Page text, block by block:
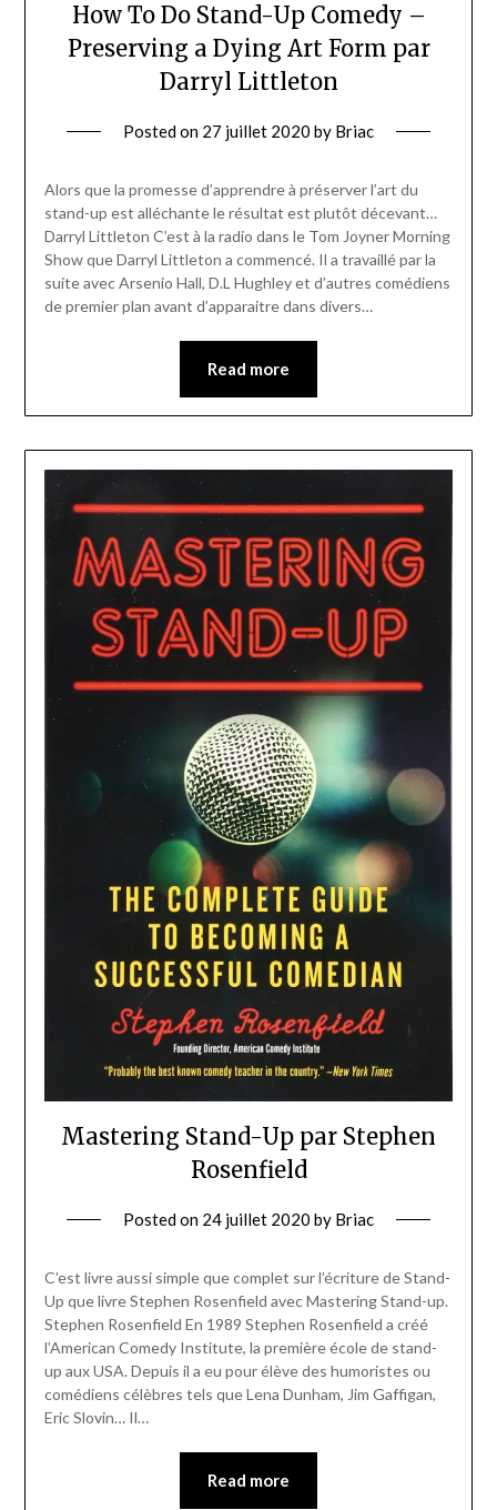
How To Do Stand-Up Comedy –
Preserving a Dying Art Form par
Darryl Littleton
Posted on 27 juillet 2020 by Briac
Alors que la promesse d’apprendre à préserver l’art du
stand-up est alléchante le résultat est plutôt décevant…
Darryl Littleton C’est à la radio dans le Tom Joyner Morning
Show que Darryl Littleton a commencé. Il a travaillé par la
suite avec Arsenio Hall, D.L Hughley et d’autres comédiens
de premier plan avant d’apparaitre dans divers…
Read more
Mastering Stand-Up par Stephen
Rosenfield
Posted on 24 juillet 2020 by Briac
C’est livre aussi simple que complet sur l’écriture de Stand-
Up que livre Stephen Rosenfield avec Mastering Stand-up.
Stephen Rosenfield En 1989 Stephen Rosenfield a créé
l’American Comedy Institute, la première école de stand-
up aux USA. Depuis il a eu pour élève des humoristes ou
comédiens célèbres tels que Lena Dunham, Jim Gaffigan,
Eric Slovin… Il…
Read more